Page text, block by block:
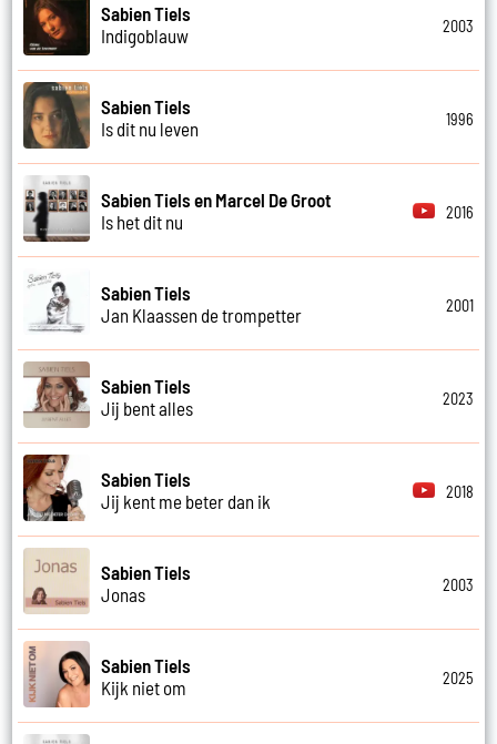
Sabien Tiels
Indigoblauw
2003
Sabien Tiels
Is dit nu leven
1996
Sabien Tiels en Marcel De Groot
Is het dit nu
2016
Sabien Tiels
Jan Klaassen de trompetter
2001
Sabien Tiels
Jij bent alles
2023
Sabien Tiels
Jij kent me beter dan ik
2018
Sabien Tiels
Jonas
2003
Sabien Tiels
Kijk niet om
2025